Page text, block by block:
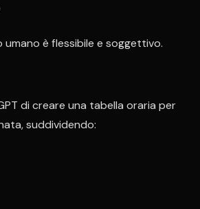
umano è flessibile e soggettivo.
di creare una tabella oraria per
suddividendo: